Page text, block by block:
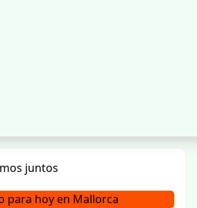
para hoy en Mallorca